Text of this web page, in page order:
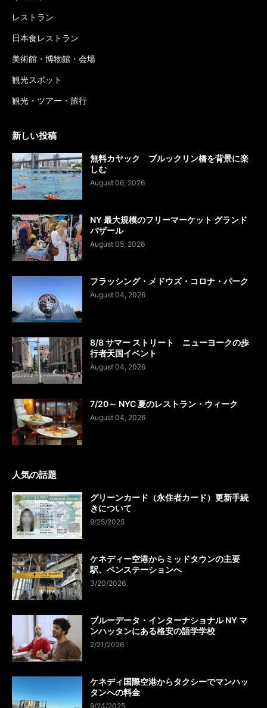
レストラン
日本食レストラン
美術館・博物館・会場
観光スポット
観光・ツアー・旅行
新しい投稿
無料カヤック ブルックリン橋を背景に楽
しむ
August 06, 2026
NY 最大規模のフリーマーケット グランド
バザール
August 05, 2026
フラッシング・メドウズ・コロナ・パーク
August 04, 2026
8/8 サマー ストリート ニューヨークの歩
行者天国イベント
August 04, 2026
7/20～ NYC 夏のレストラン・ウィーク
August 04, 2026
人気の話題
グリーンカード（永住者カード）更新手続
きについて
9/25/2025
ケネディー空港からミッドタウンの主要
駅、ペンステーションへ
3/20/2026
ブルーデータ・インターナショナル NY マ
ンハッタンにある格安の語学学校
2/21/2026
ケネディ国際空港からタクシーでマンハッ
タンへの料金
9/24/2025